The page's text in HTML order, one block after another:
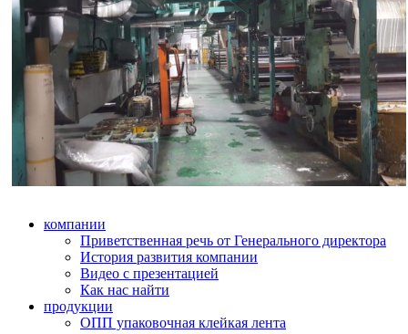
компании
Приветственная речь от Генерального директора
История развития компании
Видео с презентацией
Как нас найти
продукции
ОПП упаковочная клейкая лента